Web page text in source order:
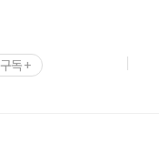
구독 +